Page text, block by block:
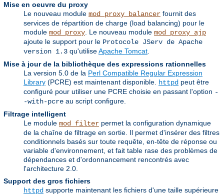
Mise en oeuvre du proxy
Le nouveau module mod_proxy_balancer fournit des
services de répartition de charge (load balancing) pour le
module mod_proxy . Le nouveau module mod_proxy_ajp
ajoute le support pour le Protocole JServ de Apache
version 1.3 qu'utiliseApache Tomcat
Mise à jour de la bibliothèque des expressions rationnelles
La version 5.0 de la Perl Compatible Regular Expression
Library (PCRE) est maintenant disponible. httpd peut être
configuré pour utiliser une PCRE choisie en passant l'option -
-with-pcre au script configure.
Filtrage intelligent
Le module mod_filter permet la configuration dynamique
de la chaîne de filtrage en sortie. Il permet d'insérer des filtres
conditionnels basés sur toute requête, en-tête de réponse ou
variable d'environnement, et fait table rase des problèmes de
dépendances et d'ordonnancement rencontrés avec
l'architecture 2.0.
Support des gros fichiers
httpd supporte maintenant les fichiers d'une taille supérieure